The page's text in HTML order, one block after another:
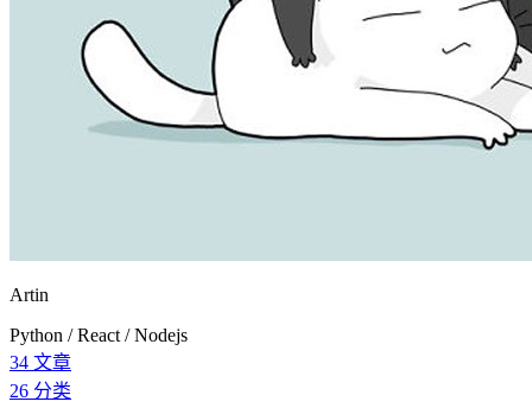
Artin
Python / React / Nodejs
34 文章
26 分类